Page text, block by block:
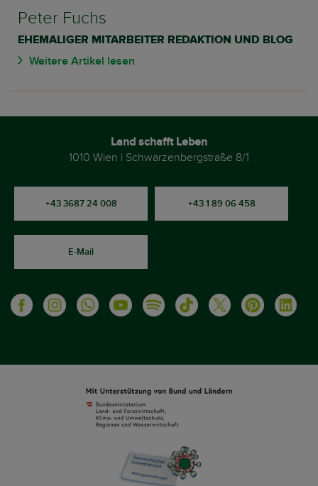
Peter Fuchs
EHEMALIGER MITARBEITER REDAKTION UND BLOG
Weitere Artikel lesen
Land schafft Leben
1010 Wien | Schwarzenbergstraße 8/1
+43 3687 24 008 +43 1 89 06 458
E-Mail